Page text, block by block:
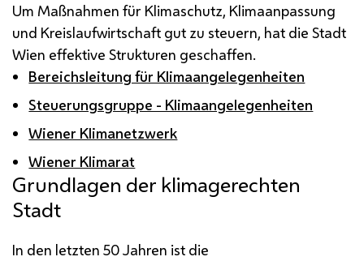
Um Maßnahmen für Klimaschutz, Klimaanpassung
und Kreislaufwirtschaft gut zu steuern, hat die Stadt
Wien effektive Strukturen geschaffen.
Bereichsleitung für Klimaangelegenheiten
Steuerungsgruppe - Klimaangelegenheiten
Wiener Klimanetzwerk
Wiener Klimarat
Grundlagen der klimagerechten
Stadt
In den letzten 50 Jahren ist die